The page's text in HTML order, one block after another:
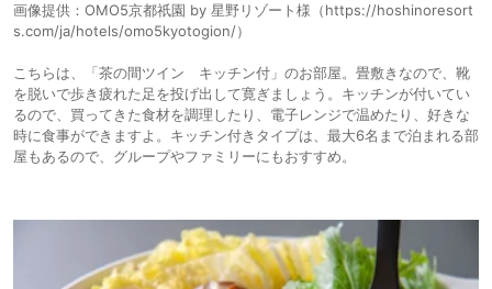
画像提供：OMO5京都祇園 by 星野リゾート様（https://hoshinoresort
s.com/ja/hotels/omo5kyotogion/）
こちらは、「茶の間ツイン キッチン付」のお部屋。畳敷きなので、靴
を脱いで歩き疲れた足を投げ出して寛ぎましょう。キッチンが付いてい
るので、買ってきた食材を調理したり、電子レンジで温めたり、好きな
時に食事ができますよ。キッチン付きタイプは、最大6名まで泊まれる部
屋もあるので、グループやファミリーにもおすすめ。